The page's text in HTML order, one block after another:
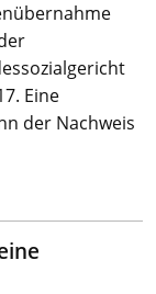
Eine
der Nachweis